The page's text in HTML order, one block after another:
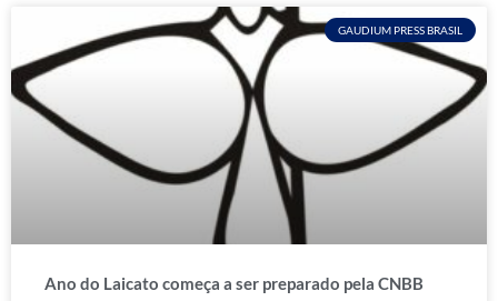
GAUDIUM PRESS BRASIL
Ano do Laicato começa a ser preparado pela CNBB